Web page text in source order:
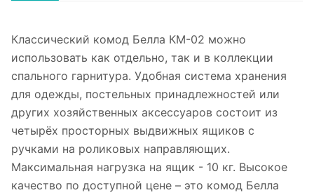
Классический комод Белла КМ-02 можно
использовать как отдельно, так и в коллекции
спального гарнитура. Удобная система хранения
для одежды, постельных принадлежностей или
других хозяйственных аксессуаров состоит из
четырёх просторных выдвижных ящиков с
ручками на роликовых направляющих.
Максимальная нагрузка на ящик - 10 кг. Высокое
качество по доступной цене – это комод Белла